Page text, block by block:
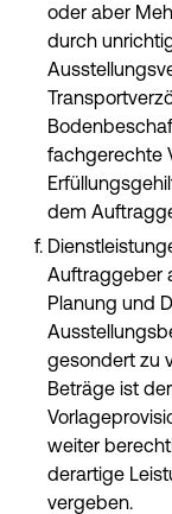
oder aber
durch
fachgerechte
dem
Auftraggeber
Planung und
gesondert zu
Beträge ist
weiter
derartige
vergeben.